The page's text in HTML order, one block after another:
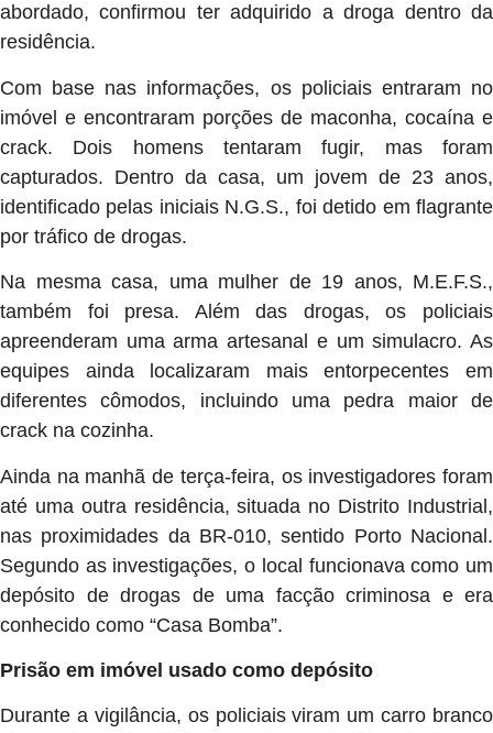
abordado, confirmou ter adquirido a droga dentro da
residência.
Com base nas informações, os policiais entraram no
imóvel e encontraram porções de maconha, cocaína e
crack. Dois homens tentaram fugir, mas foram
capturados. Dentro da casa, um jovem de 23 anos,
identificado pelas iniciais N.G.S., foi detido em flagrante
por tráfico de drogas.
Na mesma casa, uma mulher de 19 anos, M.E.F.S.,
também foi presa. Além das drogas, os policiais
apreenderam uma arma artesanal e um simulacro. As
equipes ainda localizaram mais entorpecentes em
diferentes cômodos, incluindo uma pedra maior de
crack na cozinha.
Ainda na manhã de terça-feira, os investigadores foram
até uma outra residência, situada no Distrito Industrial,
nas proximidades da BR-010, sentido Porto Nacional.
Segundo as investigações, o local funcionava como um
depósito de drogas de uma facção criminosa e era
conhecido como “Casa Bomba”.
Prisão em imóvel usado como depósito
Durante a vigilância, os policiais viram um carro branco